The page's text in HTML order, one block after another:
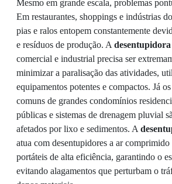
Mesmo em grande escala, problemas
Em restaurantes, shoppings e indústrias
pias e ralos entopem constantemente
e resíduos de produção. A
comercial e industrial precisa ser
minimizar a paralisação das atividades,
equipamentos potentes e compactos. Já
comuns de grandes condomínios
públicas e sistemas de drenagem pluvial
afetados por lixo e sedimentos. A
atua com desentupidores a ar
portáteis de alta eficiência, garantindo o
evitando alagamentos que perturbam o